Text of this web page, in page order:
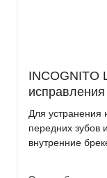
INCOGNITO
Для устранения
передних зубов
внутренние